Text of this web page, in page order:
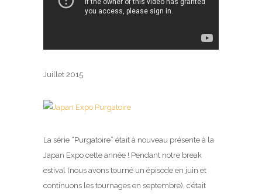
Juillet 2015
La série “Purgatoire” était à nouveau présente à la
Japan Expo cette année ! Pendant notre break
estival (nous avons tourné un épisode en juin et
continuons les tournages en septembre), c’était